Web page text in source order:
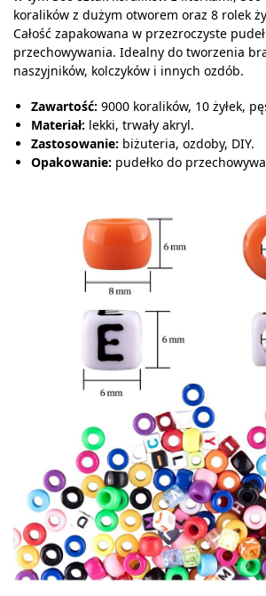
koralików z dużym otworem oraz 8 rolek
Całość zapakowana w przezroczyste
przechowywania. Idealny do tworzenia
naszyjników, kolczyków i innych ozdób.
Zawartość: 9000 koralików, 10 żyłek,
Materiał: lekki, trwały akryl.
Zastosowanie: biżuteria, ozdoby, DIY.
Opakowanie: pudełko do